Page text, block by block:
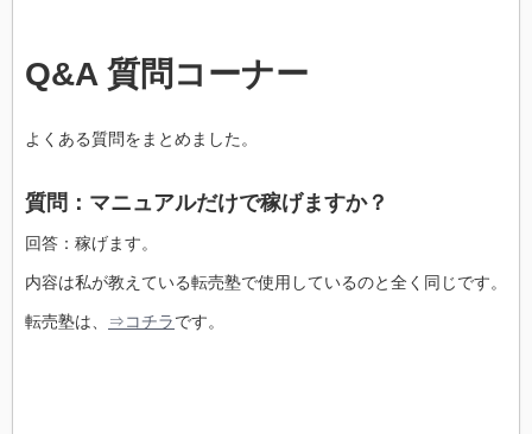
Q&A 質問コーナー
よくある質問をまとめました。
質問：マニュアルだけで稼げますか？
回答：稼げます。
内容は私が教えている転売塾で使用しているのと全く同じです。
転売塾は、 ⇒コチラです。